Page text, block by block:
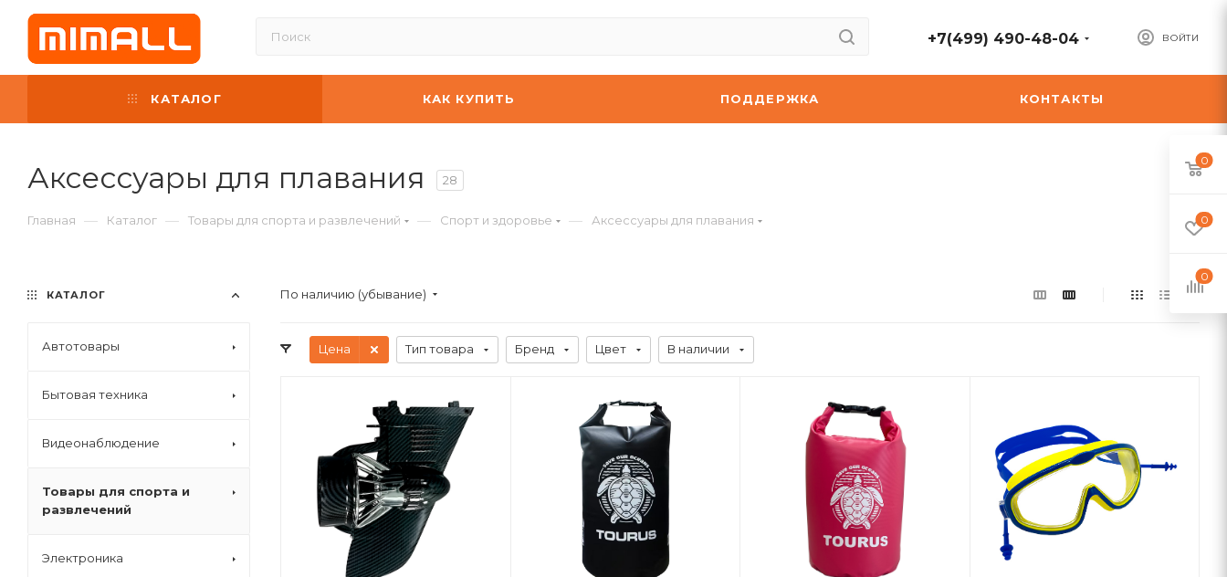
ВОЙТИ
+7(499) 490-48-04
КАТАЛОГ КАК КУПИТЬ ПОДДЕРЖКА КОНТАКТЫ
Аксессуары для плавания 28
Главная — Каталог — Товары для спорта и развлечений — Спорт и здоровье — Аксессуары для плавания
По наличию (убывание)
Цена Тип товара Бренд Цвет В наличии
КАТАЛОГ
Автотовары
Бытовая техника
Видеонаблюдение
Товары для спорта и
развлечений
Электроника
0
0
0